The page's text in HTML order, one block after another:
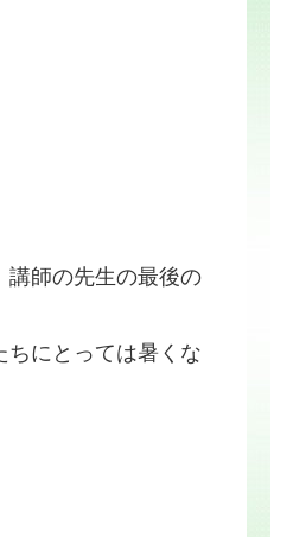
講師の先生の最後の
ちにとっては暑くな